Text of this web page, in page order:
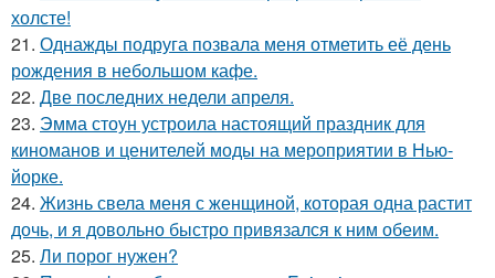
холсте!
21. Однажды подруга позвала меня отметить её день
рождения в небольшом кафе.
22. Две последних недели апреля.
23. Эмма стоун устроила настоящий праздник для
киноманов и ценителей моды на мероприятии в Нью-
йорке.
24. Жизнь свела меня с женщиной, которая одна растит
дочь, и я довольно быстро привязался к ним обеим.
25. Ли порог нужен?